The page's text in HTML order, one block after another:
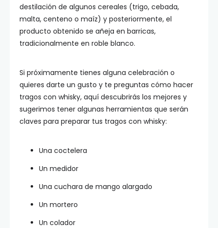
destilación de algunos cereales (trigo, cebada,
malta, centeno o maíz) y posteriormente, el
producto obtenido se añeja en barricas,
tradicionalmente en roble blanco.
Si próximamente tienes alguna celebración o
quieres darte un gusto y te preguntas cómo hacer
tragos con whisky, aquí descubrirás los mejores y
sugerimos tener algunas herramientas que serán
claves para preparar tus tragos con whisky:
Una coctelera
Un medidor
Una cuchara de mango alargado
Un mortero
Un colador